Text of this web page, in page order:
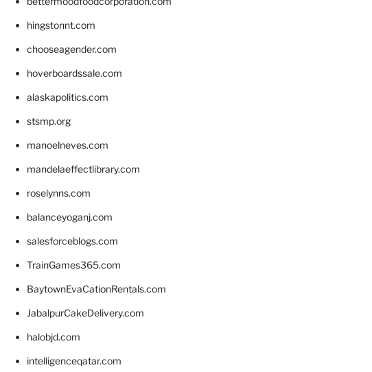
hingstonnt.com
chooseagender.com
hoverboardssale.com
alaskapolitics.com
stsmp.org
manoelneves.com
mandelaeffectlibrary.com
roselynns.com
balanceyoganj.com
salesforceblogs.com
TrainGames365.com
BaytownEvaCationRentals.com
JabalpurCakeDelivery.com
halobjd.com
intelligenceqatar.com